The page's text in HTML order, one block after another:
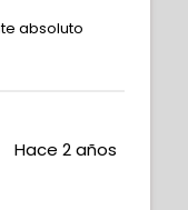
absoluto
Hace 2 años